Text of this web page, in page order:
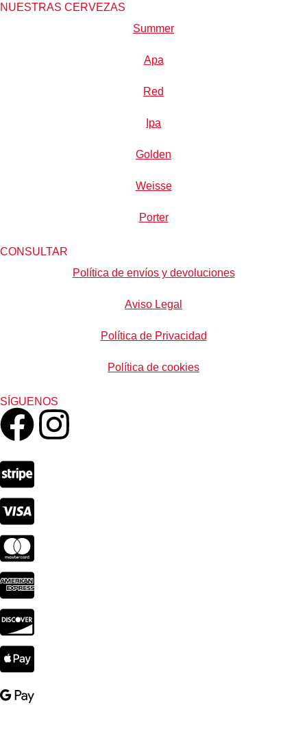
NUESTRAS CERVEZAS
Summer
Apa
Red
Ipa
Golden
Weisse
Porter
CONSULTAR
Política de envíos y devoluciones
Aviso Legal
Política de Privacidad
Política de cookies
SÍGUENOS